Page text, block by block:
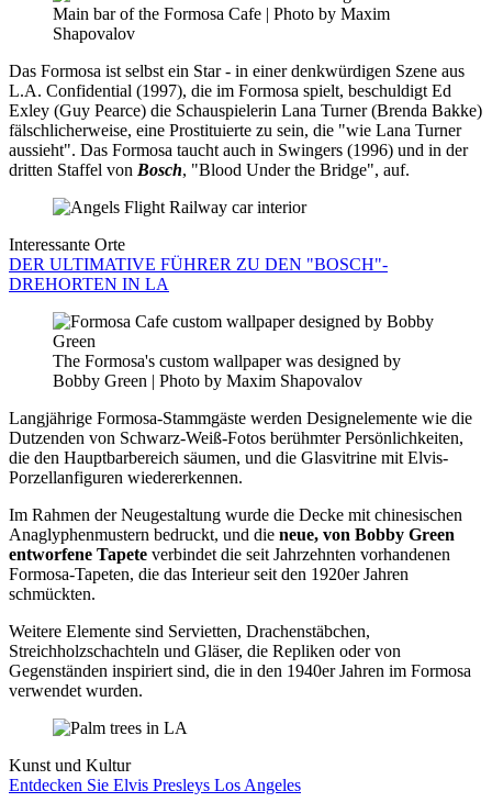
Main bar of the Formosa Cafe | Photo by Maxim
Shapovalov
Das Formosa ist selbst ein Star - in einer denkwürdigen Szene aus
L.A. Confidential (1997), die im Formosa spielt, beschuldigt Ed
Exley (Guy Pearce) die Schauspielerin Lana Turner (Brenda Bakke)
fälschlicherweise, eine Prostituierte zu sein, die "wie Lana Turner
aussieht". Das Formosa taucht auch in Swingers (1996) und in der
dritten Staffel von Bosch, "Blood Under the Bridge", auf.
Interessante Orte
DER ULTIMATIVE FÜHRER ZU DEN "BOSCH"-
DREHORTEN IN LA
The Formosa's custom wallpaper was designed by
Bobby Green | Photo by Maxim Shapovalov
Langjährige Formosa-Stammgäste werden Designelemente wie die
Dutzenden von Schwarz-Weiß-Fotos berühmter Persönlichkeiten,
die den Hauptbarbereich säumen, und die Glasvitrine mit Elvis-
Porzellanfiguren wiedererkennen.
Im Rahmen der Neugestaltung wurde die Decke mit chinesischen
Anaglyphenmustern bedruckt, und die neue, von Bobby Green
entworfene Tapete verbindet die seit Jahrzehnten vorhandenen
Formosa-Tapeten, die das Interieur seit den 1920er Jahren
schmückten.
Weitere Elemente sind Servietten, Drachenstäbchen,
Streichholzschachteln und Gläser, die Repliken oder von
Gegenständen inspiriert sind, die in den 1940er Jahren im Formosa
verwendet wurden.
Kunst und Kultur
Entdecken Sie Elvis Presleys Los Angeles